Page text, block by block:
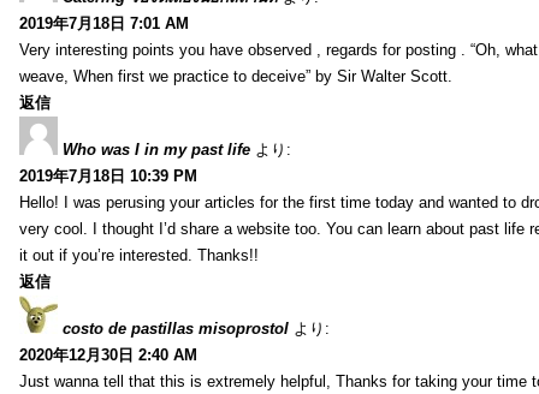
2019年7月18日 7:01 AM
Very interesting points you have observed , regards for posting . “Oh,
weave, When first we practice to deceive” by Sir Walter Scott.
返信
Who was I in my past life より:
2019年7月18日 10:39 PM
Hello! I was perusing your articles for the first time today and wanted to
very cool. I thought I’d share a website too. You can learn about past life
it out if you’re interested. Thanks!!
返信
costo de pastillas misoprostol より:
2020年12月30日 2:40 AM
Just wanna tell that this is extremely helpful, Thanks for taking your time